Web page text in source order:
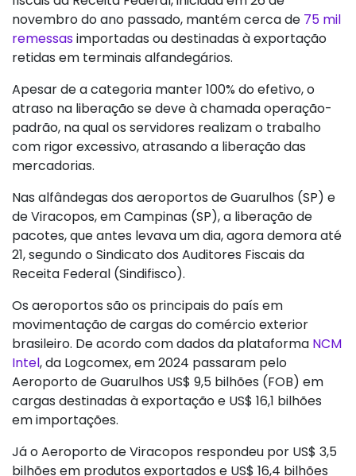
novembro do ano passado, mantém cerca de 75 mil
remessasimportadas ou destinadas à exportação
retidas em terminais alfandegários.
Apesar de a categoria manter 100% do efetivo, o
atraso na liberação se deve à chamada operação-
padrão, na qual os servidores realizam o trabalho
com rigor excessivo, atrasando a liberação das
mercadorias.
Nas alfândegas dos aeroportos de Guarulhos (SP) e
de Viracopos, em Campinas (SP), a liberação de
pacotes, que antes levava um dia, agora demora até
21, segundo o Sindicato dos Auditores Fiscais da
Receita Federal (Sindifisco).
Os aeroportos são os principais do país em
movimentação de cargas do comércio exterior
brasileiro. De acordo com dados da plataforma NCM
Intel, da Logcomex, em 2024 passaram pelo
Aeroporto de Guarulhos US$ 9,5 bilhões (FOB) em
cargas destinadas à exportação e US$ 16,1 bilhões
em importações.
Já o Aeroporto de Viracopos respondeu por US$ 3,5
bilhões em produtos exportados e US$ 16,4 bilhões